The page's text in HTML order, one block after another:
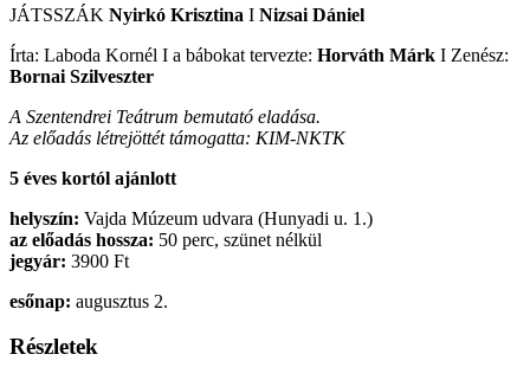
JÁTSSZÁK Nyirkó Krisztina I Nizsai Dániel
Írta: Laboda Kornél I a bábokat tervezte: Horváth Márk I Zenész:
Bornai Szilveszter
A Szentendrei Teátrum bemutató eladása.
Az előadás létrejöttét támogatta: KIM-NKTK
5 éves kortól ajánlott
helyszín: Vajda Múzeum udvara (Hunyadi u. 1.)
az előadás hossza: 50 perc, szünet nélkül
jegyár: 3900 Ft
esőnap: augusztus 2.
Részletek